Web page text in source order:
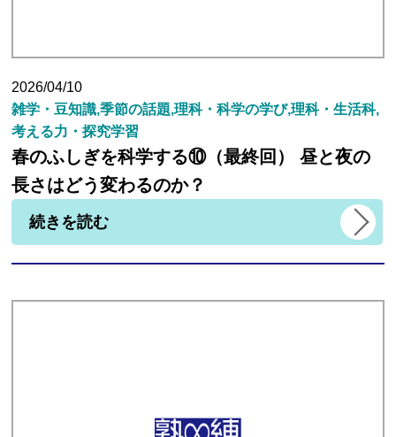
2026/04/10
雑学・豆知識,季節の話題,理科・科学の学び,理科・生活科,
考える力・探究学習
春のふしぎを科学する⑩（最終回） 昼と夜の
長さはどう変わるのか？
続きを読む